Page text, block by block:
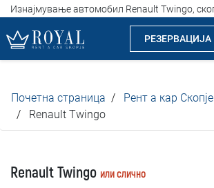
РЕЗЕРВАЦИЈА
За нас
Истакнуваме
Почетна страница Рент а кар Скопје
Renault Twingo
Renault Twingo или слично